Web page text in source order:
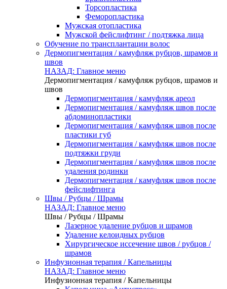
Торсопластика
Феморопластика
Мужская отопластика
Мужской фейслифтинг / подтяжка лица
Обучение по трансплантации волос
Дермопигментация / камуфляж рубцов, шрамов и
швов
НАЗАД: Главное меню
Дермопигментация / камуфляж рубцов, шрамов и
швов
Дермопигментация / камуфляж ареол
Дермопигментация / камуфляж швов после
абдоминопластики
Дермопигментация / камуфляж швов после
пластики губ
Дермопигментация / камуфляж швов после
подтяжки груди
Дермопигментация / камуфляж швов после
удаления родинки
Дермопигментация / камуфляж швов после
фейслифтинга
Швы / Рубцы / Шрамы
НАЗАД: Главное меню
Швы / Рубцы / Шрамы
Лазерное удаление рубцов и шрамов
Удаление келоидных рубцов
Хирургическое иссечение швов / рубцов /
шрамов
Инфузионная терапия / Капельницы
НАЗАД: Главное меню
Инфузионная терапия / Капельницы